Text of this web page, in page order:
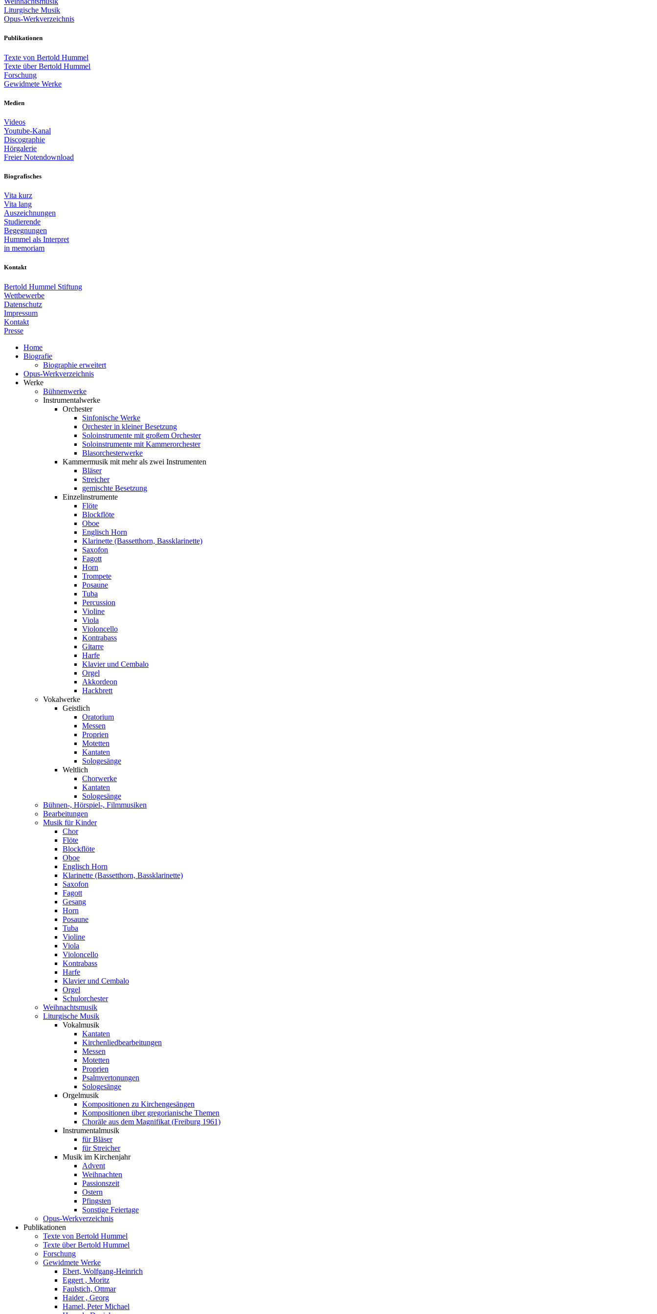
Liturgische Musik
Opus-Werkverzeichnis
Publikationen
Texte von Bertold Hummel
Texte über Bertold Hummel
Forschung
Gewidmete Werke
Medien
Videos
Youtube-Kanal
Discographie
Hörgalerie
Freier Notendownload
Biografisches
Vita kurz
Vita lang
Auszeichnungen
Studierende
Begegnungen
Hummel als Interpret
in memoriam
Kontakt
Bertold Hummel Stiftung
Wettbewerbe
Datenschutz
Impressum
Kontakt
Presse
Home
Biografie
Biographie erweitert
Opus-Werkverzeichnis
Werke
Bühnenwerke
Instrumentalwerke
Orchester
Sinfonische Werke
Orchester in kleiner Besetzung
Soloinstrumente mit großem Orchester
Soloinstrumente mit Kammerorchester
Blasorchesterwerke
Kammermusik mit mehr als zwei Instrumenten
Bläser
Streicher
gemischte Besetzung
Einzelinstrumente
Flöte
Blockflöte
Oboe
Englisch Horn
Klarinette (Bassetthorn, Bassklarinette)
Saxofon
Fagott
Horn
Trompete
Posaune
Tuba
Percussion
Violine
Viola
Violoncello
Kontrabass
Gitarre
Harfe
Klavier und Cembalo
Orgel
Akkordeon
Hackbrett
Vokalwerke
Geistlich
Oratorium
Messen
Proprien
Motetten
Kantaten
Sologesänge
Weltlich
Chorwerke
Kantaten
Sologesänge
Bühnen-, Hörspiel-, Filmmusiken
Bearbeitungen
Musik für Kinder
Chor
Flöte
Blockflöte
Oboe
Englisch Horn
Klarinette (Bassetthorn, Bassklarinette)
Saxofon
Fagott
Gesang
Horn
Posaune
Tuba
Violine
Viola
Violoncello
Kontrabass
Harfe
Klavier und Cembalo
Orgel
Schulorchester
Weihnachtsmusik
Liturgische Musik
Vokalmusik
Kantaten
Kirchenliedbearbeitungen
Messen
Motetten
Proprien
Psalmvertonungen
Sologesänge
Orgelmusik
Kompositionen zu Kirchengesängen
Kompositionen über gregorianische Themen
Choräle aus dem Magnifikat (Freiburg 1961)
Instrumentalmusik
für Bläser
für Streicher
Musik im Kirchenjahr
Advent
Weihnachten
Passionszeit
Ostern
Pfingsten
Sonstige Feiertage
Opus-Werkverzeichnis
Publikationen
Texte von Bertold Hummel
Texte über Bertold Hummel
Forschung
Gewidmete Werke
Ebert, Wolfgang-Heinrich
Eggert , Moritz
Faulstich, Ottmar
Haider , Georg
Hamel, Peter Michael